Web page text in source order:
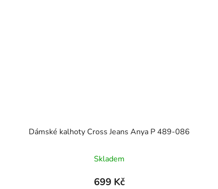
Dámské kalhoty Cross Jeans Anya P 489-086
Skladem
699 Kč